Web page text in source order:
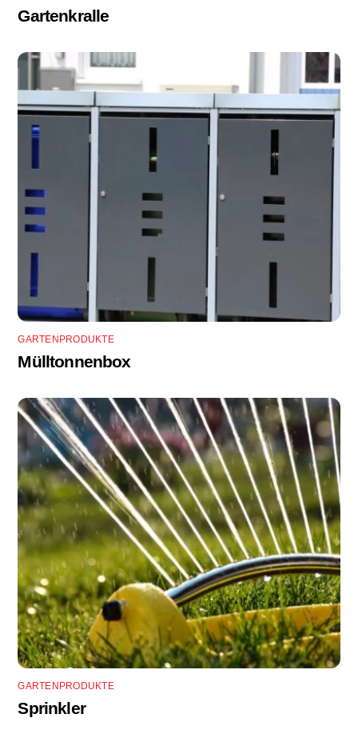
Gartenkralle
GARTENPRODUKTE
Mülltonnenbox
GARTENPRODUKTE
Sprinkler